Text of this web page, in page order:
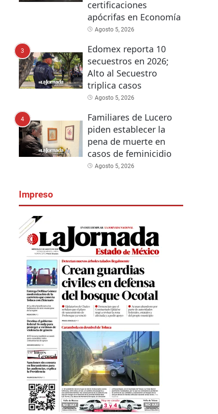
certificaciones
apócrifas en Economía
Agosto 5, 2026
3
Edomex reporta 10
secuestros en 2026;
Alto al Secuestro
triplica casos
Agosto 5, 2026
4
Familiares de Lucero
piden establecer la
pena de muerte en
casos de feminicidio
Agosto 5, 2026
Impreso